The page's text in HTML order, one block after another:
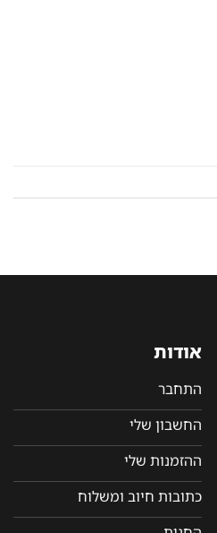
אודות
התחבר
החשבון שלי
ההזמנות שלי
כתובות חיוב ומשלוח